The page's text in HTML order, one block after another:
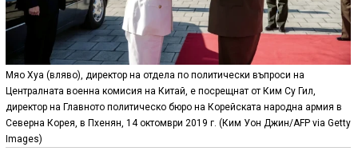
Мяо Хуа (вляво), директор на отдела по политически въпроси на
Централната военна комисия на Китай, е посрещнат от Ким Су Гил,
директор на Главното политическо бюро на Корейската народна армия в
Северна Корея, в Пхенян, 14 октомври 2019 г. (Ким Уон Джин/AFP via Getty
Images)